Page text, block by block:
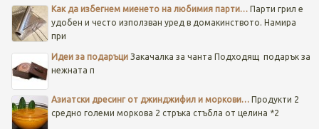
Как да избегнем миенето на любимия парти…Парти грил е
удобен и често използван уред в домакинството. Намира
при
Идеи за подаръциЗакачалка за чанта Подходящ подарък за
нежната п
Азиатски дресинг от джинджифил и моркови… Продукти 2
средно големи моркова 2 стръка стъбла от целина *2